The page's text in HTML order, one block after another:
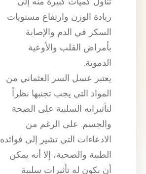
زيادة الوزن وارتفاع مستويات
السكر في الدم والإصابة
بأمراض القلب والأوعية
الدموية.
يعتبر عسل السر العثماني من
المواد التي يجب تجنبها نظراً
لتأثيراته السلبية على الصحة
والجسم. على الرغم من
الادعاءات التي تشير إلى فوائده
الطبية والصحية، إلا أنه يمكن
أن يكون له تأثيرات سلبية